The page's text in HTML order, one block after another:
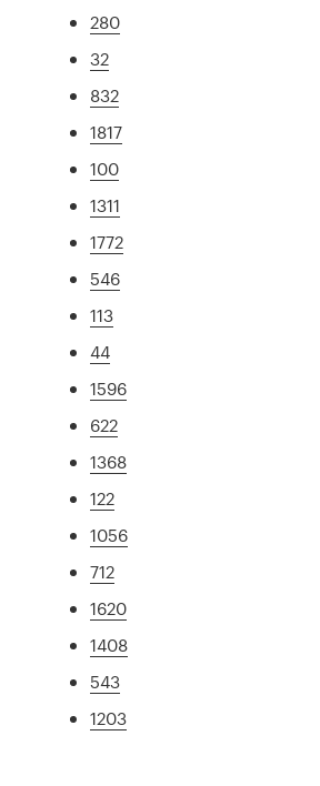
280
32
832
1817
100
1311
1772
546
113
44
1596
622
1368
122
1056
712
1620
1408
543
1203